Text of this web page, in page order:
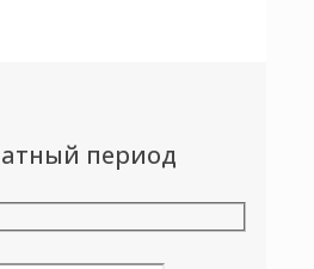
период